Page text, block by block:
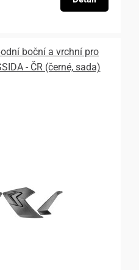
boční a vrchní pro
- ČR (černé, sada)